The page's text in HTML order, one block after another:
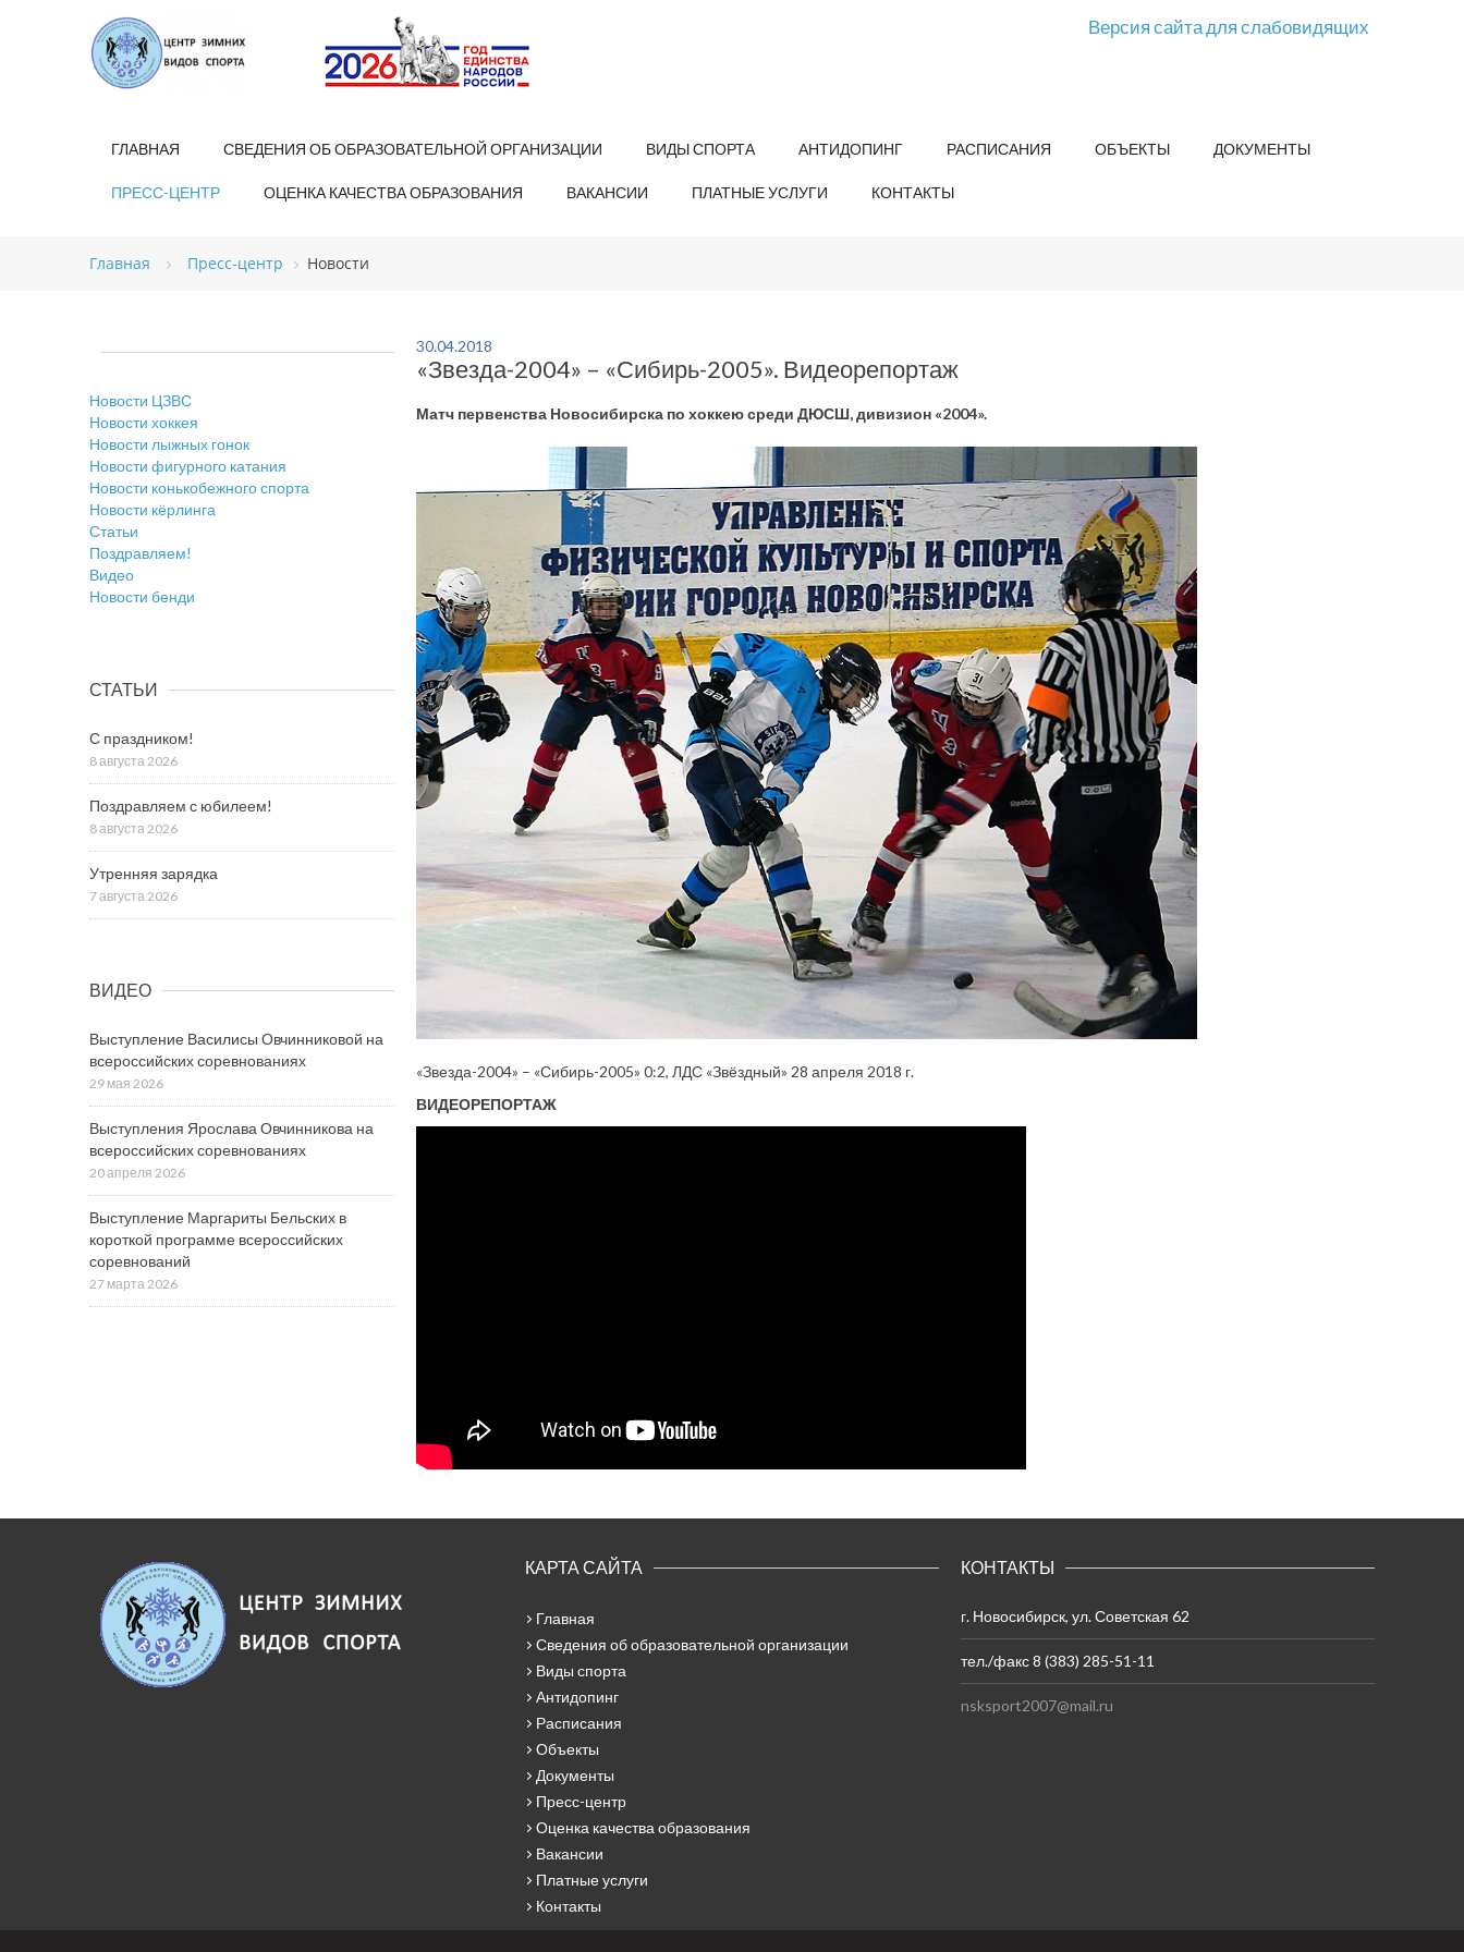
Версия сайта для слабовидящих
ГЛАВНАЯ СВЕДЕНИЯ ОБ ОБРАЗОВАТЕЛЬНОЙ ОРГАНИЗАЦИИ ВИДЫ СПОРТА АНТИДОПИНГ РАСПИСАНИЯ ОБЪЕКТЫ ДОКУМЕНТЫ
ПРЕСС-ЦЕНТР ОЦЕНКА КАЧЕСТВА ОБРАЗОВАНИЯ ВАКАНСИИ ПЛАТНЫЕ УСЛУГИ КОНТАКТЫ
Главная Пресс-центр Новости
30.04.2018
«Звезда-2004» – «Сибирь-2005». Видеорепортаж
Матч первенства Новосибирска по хоккею среди ДЮСШ, дивизион «2004».
«Звезда-2004» – «Сибирь-2005» 0:2, ЛДС «Звёздный» 28 апреля 2018 г.
ВИДЕОРЕПОРТАЖ
Новости ЦЗВС
Новости хоккея
Новости лыжных гонок
Новости фигурного катания
Новости конькобежного спорта
Новости кёрлинга
Статьи
Поздравляем!
Видео
Новости бенди
СТАТЬИ
С праздником!
8 августа 2026
Поздравляем с юбилеем!
8 августа 2026
Утренняя зарядка
7 августа 2026
ВИДЕО
Выступление Василисы Овчинниковой на
всероссийских соревнованиях
29 мая 2026
Выступления Ярослава Овчинникова на
всероссийских соревнованиях
20 апреля 2026
Выступление Маргариты Бельских в
короткой программе всероссийских
соревнований
27 марта 2026
КАРТА САЙТА
Главная
Сведения об образовательной организации
Виды спорта
Антидопинг
Расписания
Объекты
Документы
Пресс-центр
Оценка качества образования
Вакансии
Платные услуги
Контакты
КОНТАКТЫ
г. Новосибирск, ул. Советская 62
тел./факс 8 (383) 285-51-11
nsksport2007@mail.ru